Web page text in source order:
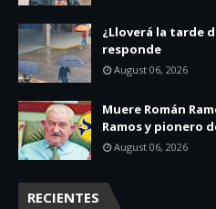
¿Lloverá la tarde
responde
August 06, 2026
Muere Román
Ramos y pionero
August 06, 2026
RECIENTES